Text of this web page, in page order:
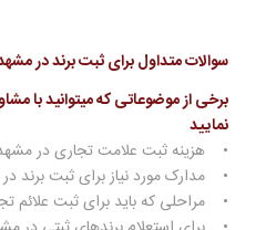
سوالات متداول برای ثبت برند در
برخی از موضوعاتی که میتوانید با
نمایید
• هزینه ثبت علامت تجاری در
• مدارک مورد نیاز برای ثبت
• مراحلی که باید برای ثبت علائم